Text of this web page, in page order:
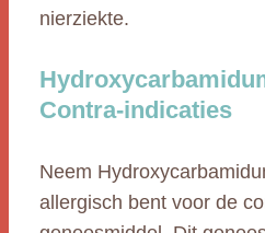
nierziekte.
Contra-indicaties
Neem
allergisch bent voor de